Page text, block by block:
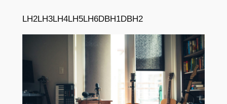
LH2LH3LH4LH5LH6DBH1DBH2